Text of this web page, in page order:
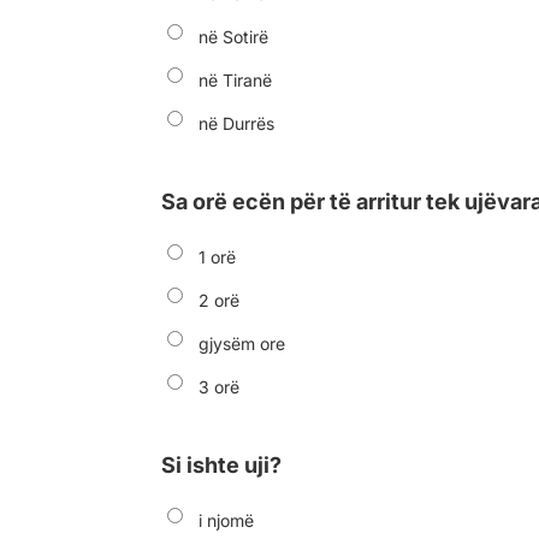
në Sotirë
në Tiranë
në Durrës
Sa orë ecën për të arritur tek
1 orë
2 orë
gjysëm ore
3 orë
Si ishte uji?
i njomë